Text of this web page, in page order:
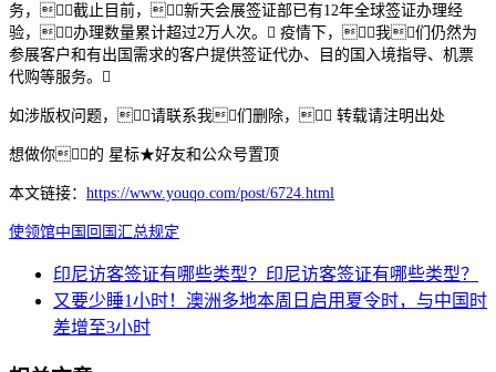
务，截止目前，新天会展签证部已有12年全球签证办理经
验，办理数量累计超过2万人次。 疫情下，我们仍然为
参展客户和有出国需求的客户提供签证代办、目的国入境指导、机票
代购等服务。
如涉版权问题，请联系我们删除， 转载请注明出处
想做你的 星标★好友和公众号置顶
本文链接： https://www.youqo.com/post/6724.html
使领馆中国 回国 汇总规定
印尼访客签证有哪些类型？印尼访客签证有哪些类型？
又要少睡1小时！澳洲多地本周日启用夏令时，与中国时
差增至3小时